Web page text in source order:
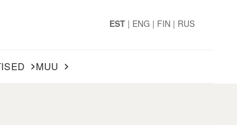
EST | ENG | FIN | RUS
MUU